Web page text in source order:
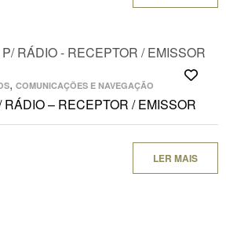
, COMUNICAÇÕES E NAVEGAÇÃO
– RECEPTOR / EMISSOR
LER MAIS